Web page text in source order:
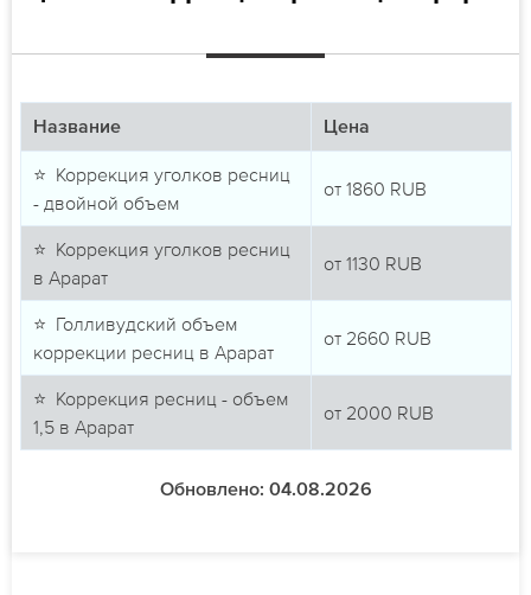
Название Цена
⭐ Коррекция уголков ресниц
- двойной объем
от 1860 RUB
⭐ Коррекция уголков ресниц
в Арарат
от 1130 RUB
⭐ Голливудский объем
коррекции ресниц в Арарат
от 2660 RUB
⭐ Коррекция ресниц - объем
1,5 в Арарат
от 2000 RUB
Обновлено: 04.08.2026